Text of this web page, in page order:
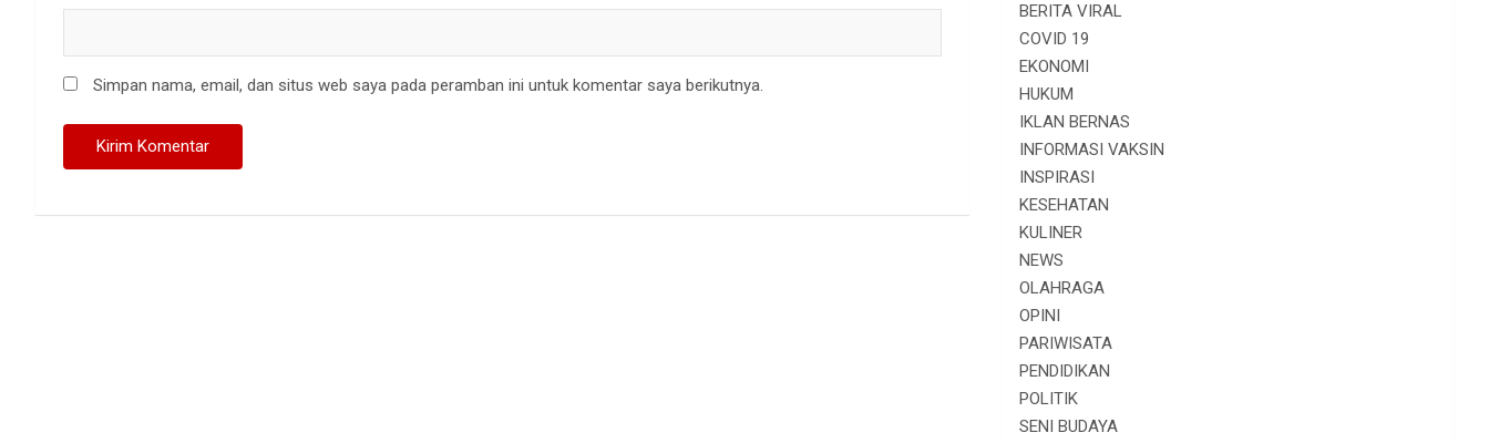
Simpan nama, email, dan situs web saya pada peramban ini untuk komentar saya berikutnya.
BERITA VIRAL
COVID 19
EKONOMI
HUKUM
IKLAN BERNAS
INFORMASI VAKSIN
INSPIRASI
KESEHATAN
KULINER
NEWS
OLAHRAGA
OPINI
PARIWISATA
PENDIDIKAN
POLITIK
SENI BUDAYA